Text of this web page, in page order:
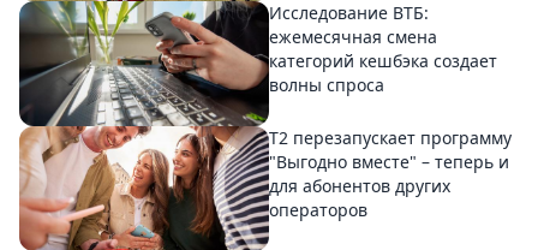
Исследование ВТБ:
ежемесячная смена
категорий кешбэка создает
волны спроса
Т2 перезапускает программу
"Выгодно вместе" – теперь и
для абонентов других
операторов